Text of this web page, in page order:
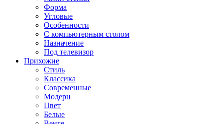
Форма
Угловые
Особенности
С компьютерным столом
Назначение
Под телевизор
Прихожие
Стиль
Классика
Современные
Модерн
Цвет
Белые